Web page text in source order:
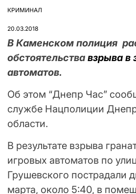
ОПУБЛІКУВАТИ
КРИМИНАЛ
20.03.2018
В Каменском полиция
обстоятельства взрыва в
автоматов.
Об этом “Днепр Час”
службе Нацполиции
области.
В результате взрыва
игровых автоматов по
Грушевского пострадали
марта, около 5:40, в